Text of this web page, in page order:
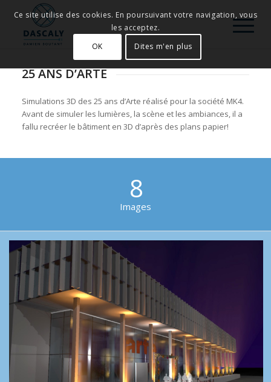
25 ANS D’ARTE
Simulations 3D des 25 ans d’Arte réalisé pour la société MK4.
Avant de simuler les lumières, la scène et les ambiances, il a
fallu recréer le bâtiment en 3D d’après des plans papier!
8
Images
Ce site utilise des cookies. En poursuivant votre navigation, vous
les acceptez.
OK
Dites m'en plus